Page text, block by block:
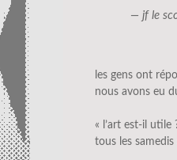
— jf le
les gens ont
nous avons eu
« l’art est-il utile
tous les